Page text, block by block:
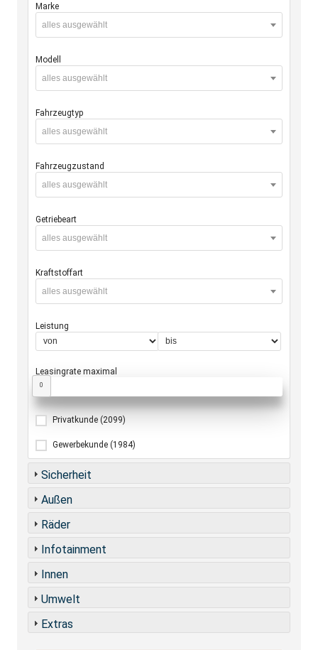
Marke
alles ausgewählt
Modell
alles ausgewählt
Fahrzeugtyp
alles ausgewählt
Fahrzeugzustand
alles ausgewählt
Getriebeart
alles ausgewählt
Kraftstoffart
alles ausgewählt
Leistung
Leasingrate maximal
0
Privatkunde (2099)
Gewerbekunde (1984)
Sicherheit
Außen
Räder
Infotainment
Innen
Umwelt
Extras